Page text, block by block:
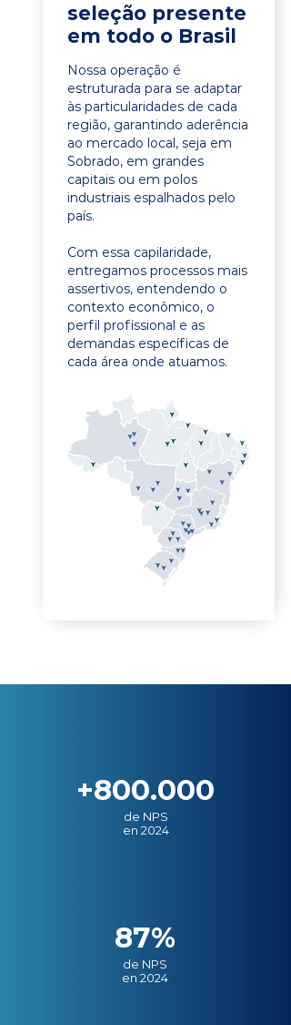
seleção presente
em todo o Brasil
Nossa operação é
estruturada para se adaptar
às particularidades de cada
região, garantindo aderência
ao mercado local, seja em
Sobrado, em grandes
capitais ou em polos
industriais espalhados pelo
país.
Com essa capilaridade,
entregamos processos mais
assertivos, entendendo o
contexto econômico, o
perfil profissional e as
demandas específicas de
cada área onde atuamos.
+800.000
de NPS
en 2024
87%
de NPS
en 2024